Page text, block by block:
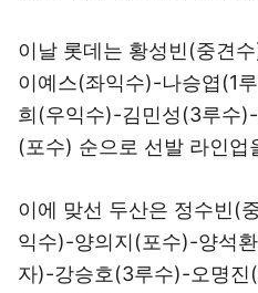
이날 롯데는 황성빈(중견
이예스(좌익수)-나승엽(1
희(우익수)-김민성(3루수
(포수) 순으로 선발 라인업
이에 맞선 두산은 정수빈(
익수)-양의지(포수)-양석
자)-강승호(3루수)-오명